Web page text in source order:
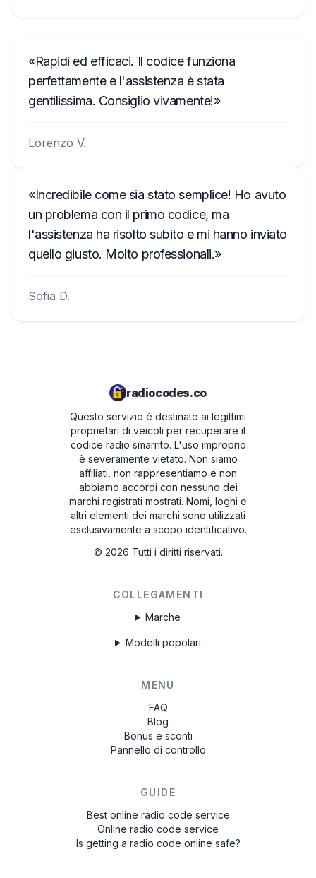
Rapidi ed efficaci. Il codice funziona
perfettamente e l'assistenza è stata
gentilissima. Consiglio vivamente!
Lorenzo V.
Incredibile come sia stato semplice! Ho avuto
un problema con il primo codice, ma
l'assistenza ha risolto subito e mi hanno inviato
quello giusto. Molto professionali.
Sofia D.
radiocodes.co
Questo servizio è destinato ai legittimi
proprietari di veicoli per recuperare il
codice radio smarrito. L'uso improprio
è severamente vietato. Non siamo
affiliati, non rappresentiamo e non
abbiamo accordi con nessuno dei
marchi registrati mostrati. Nomi, loghi e
altri elementi dei marchi sono utilizzati
esclusivamente a scopo identificativo.
© 2026 Tutti i diritti riservati.
COLLEGAMENTI
Marche
Modelli popolari
MENU
FAQ
Blog
Bonus e sconti
Pannello di controllo
GUIDE
Best online radio code service
Online radio code service
Is getting a radio code online safe?